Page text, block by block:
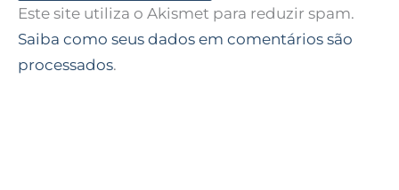
Este site utiliza o Akismet para reduzir spam.
Saiba como seus dados em comentários são
processados.